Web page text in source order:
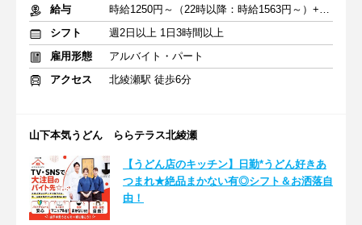
給与
時給1250円～（22時以降：時給1563円～）+交通費
シフト
週2日以上 1日3時間以上
雇用形態
アルバイト・パート
アクセス
北綾瀬駅 徒歩6分
山下本気うどん ららテラス北綾瀬
【うどん店のキッチン】日勤*うどん好きあ
つまれ★絶品まかない有◎シフト＆お洒落自
由！